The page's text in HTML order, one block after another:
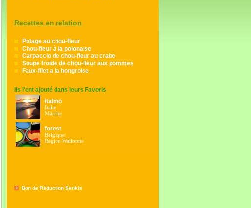
Recettes en relation
Potage au chou-fleur
Chou-fleur à la polonaise
Carpaccio de chou-fleur au crabe
Soupe froide de chou-fleur aux pommes
Faux-filet a la hongroise
Ils l'ont ajouté dans leurs Favoris
italmo
Italie
Marche
forest
Belgique
Région Wallonne
Bon de Réduction Senkis